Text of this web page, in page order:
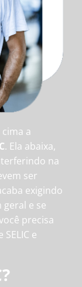
a
. Ela abaixa,
na
ser
exigindo
e se
precisa
e